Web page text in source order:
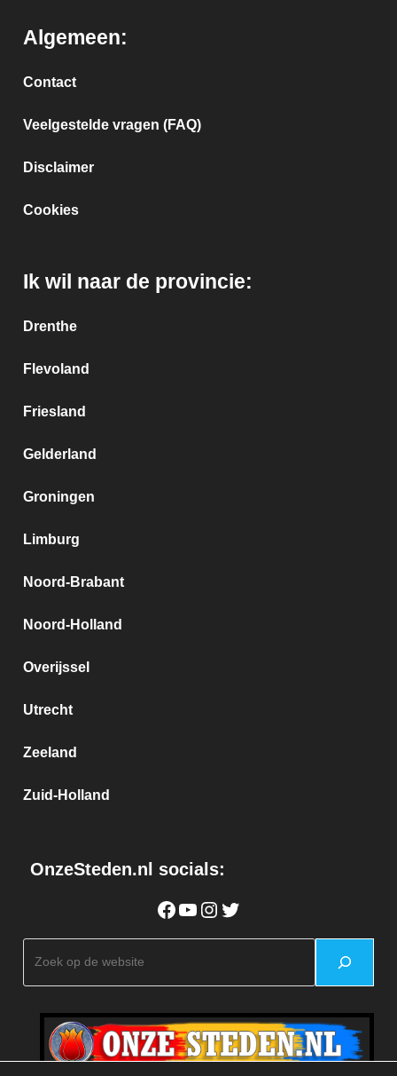
Algemeen:
Contact
Veelgestelde vragen (FAQ)
Disclaimer
Cookies
Ik wil naar de provincie:
Drenthe
Flevoland
Friesland
Gelderland
Groningen
Limburg
Noord-Brabant
Noord-Holland
Overijssel
Utrecht
Zeeland
Zuid-Holland
OnzeSteden.nl socials:
Facebook
YouTubeInstagram
Twitter